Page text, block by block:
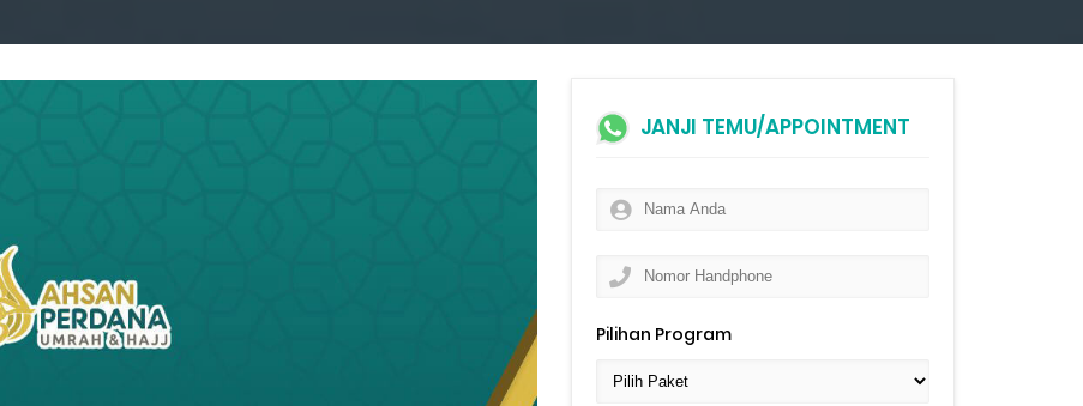
JANJI TEMU/APPOINTMENT
Pilihan Program